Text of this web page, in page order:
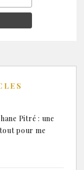
Pitré : une
pour me